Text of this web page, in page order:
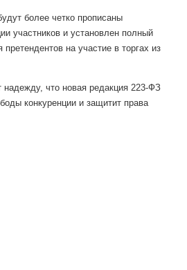
более четко прописаны
участников и установлен полный
на участие в торгах из
надежду, что новая редакция 223-ФЗ
конкуренции и защитит права